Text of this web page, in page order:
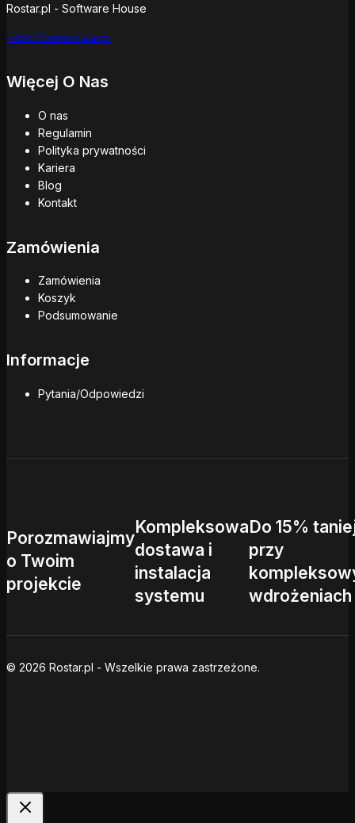
Rostar.pl - Software House
https://www.rostar.pl
Więcej O Nas
O nas
Regulamin
Polityka prywatności
Kariera
Blog
Kontakt
Zamówienia
Zamówienia
Koszyk
Podsumowanie
Informacje
Pytania/Odpowiedzi
Porozmawiajmy
o Twoim
projekcie
Kompleksowa
dostawa i
instalacja
systemu
Do 15%
przy
wdrożeniach
© 2026 Rostar.pl - Wszelkie prawa zastrzeżone.